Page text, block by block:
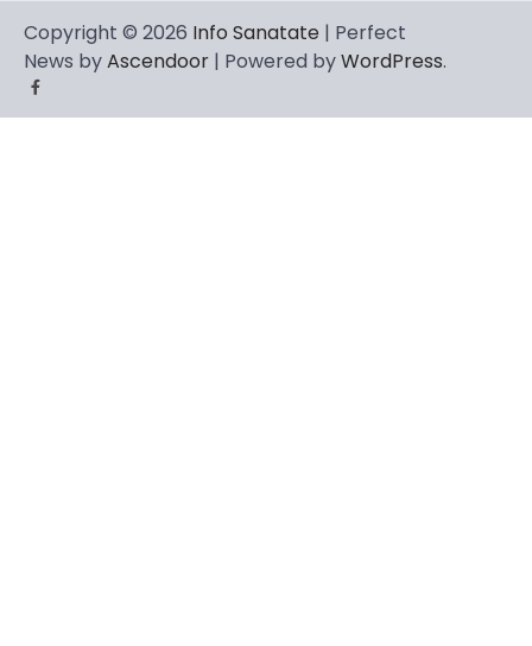
Copyright © 2026 Info Sanatate | Perfect
News byAscendoor | Powered byWordPress.
Facebook